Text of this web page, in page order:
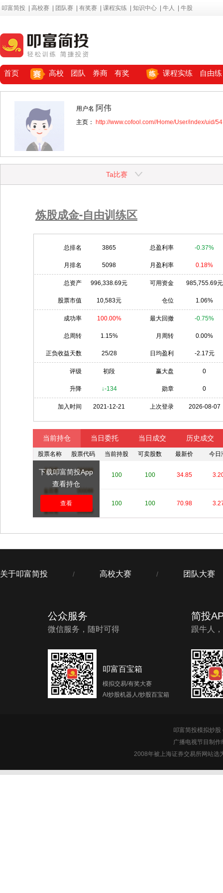
叩富简投 高校赛 团队赛 有奖赛 课程实练 知识中心 牛人 牛股
首页 高校 团队 券商 有奖 课程实练 自由练
用户名 阿伟
主页： http://www.cofool.com//Home/User/index/uid/
Ta比赛
炼股成金-自由训练区
总排名 3865 总盈利率 -0.37%
月排名 5098 月盈利率 0.18%
总资产 996,338.69元 可用资金 985,755.69元
股票市值 10,583元 仓位 1.06%
成功率 100.00% 最大回撤 -0.75%
总周转 1.15% 月周转 0.00%
正负收益天数 25/28 日均盈利 -2.17元
评级 初段 赢大盘 0
升降 ↓-134 勋章 0
加入时间 2021-12-21 上次登录 2026-08-07
当前持仓 当日委托 当日成交 历史成交
股票名称 股票代码 当前持股 可卖股数 最新价 今日
**** **** 100 100 34.85
100 100 70.98
下载叩富简投App
查看持仓
查看
关于叩富简投 / 高校大赛 / 团队大赛
公众服务
微信服务，随时可得
叩富百宝箱
模拟交易/有奖大赛
AI炒股机器人/炒股百宝箱
简投
跟牛人
叩富简投模拟炒
广播电视节目制
2008年被上海证券交易所网站选